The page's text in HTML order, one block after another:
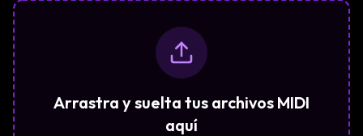
Arrastra y suelta tus archivos MIDI
aquí